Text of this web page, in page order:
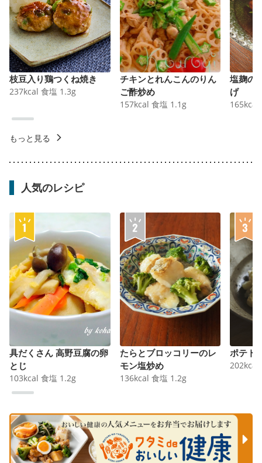
枝豆入り鶏つくね焼き
237kcal 食塩 1.3g
チキンとれんこんのりん
ご酢炒め
157kcal 食塩 1.1 g
塩麹の
げ
165kcal
もっと見る
人気のレシピ
具だくさん 高野豆腐の卵
とじ
103kcal 食塩 1.2g
たらとブロッコリーのレ
モン塩炒め
136kcal 食塩 1.2g
ポテト
202kcal